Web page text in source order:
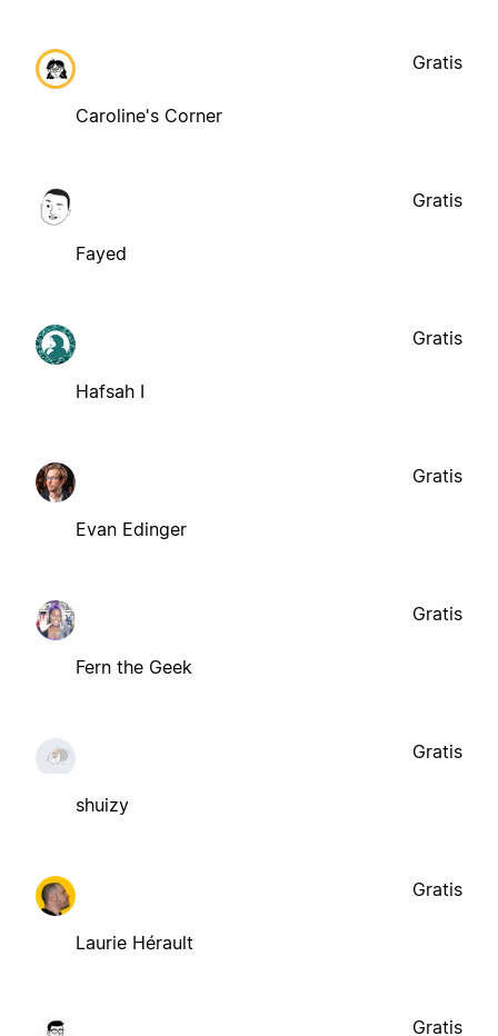
Caroline's Corner
Gratis
Fayed
Gratis
Hafsah I
Gratis
Evan Edinger
Gratis
Fern the Geek
Gratis
shuizy
Gratis
Laurie Hérault
Gratis
Gratis